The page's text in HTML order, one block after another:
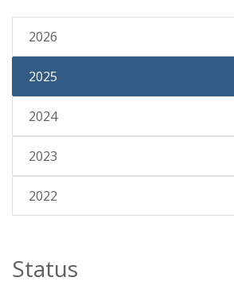
2026
2025
2024
2023
2022
Status